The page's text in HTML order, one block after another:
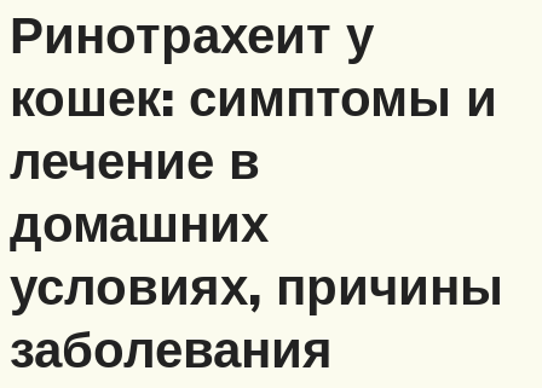
Ринотрахеит у
кошек: симптомы и
лечение в
домашних
условиях, причины
заболевания